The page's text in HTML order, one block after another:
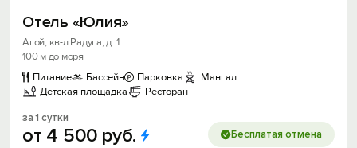
Отель «Юлия»
Агой, кв-л Радуга, д. 1
100 м до моря
Питание
Бассейн Парковка
Мангал
Детская площадка
Ресторан
за 1 сутки
от 4 500 руб. Бесплатая отмена